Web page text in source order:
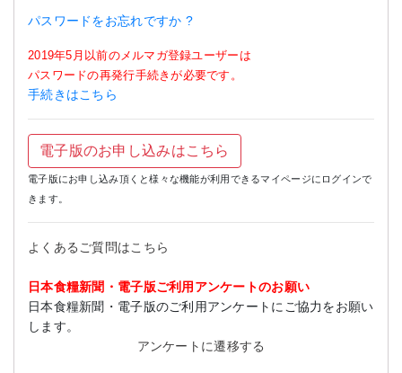
パスワードをお忘れですか ?
2019年5月以前のメルマガ登録ユーザーは
パスワードの再発行手続きが必要です。
手続きはこちら
電子版のお申し込みはこちら
電子版にお申し込み頂くと様々な機能が利用できるマイページにログインで
きます。
よくあるご質問はこちら
日本食糧新聞・電子版ご利用アンケートのお願い
日本食糧新聞・電子版のご利用アンケートにご協力をお願い
します。
アンケートに遷移する